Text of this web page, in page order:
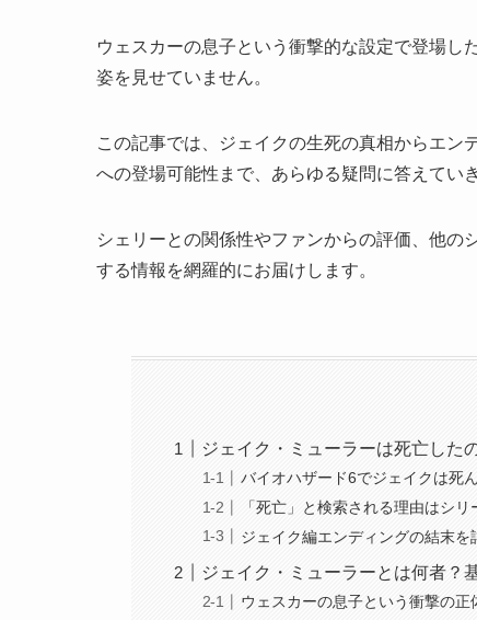
ウェスカーの息子という衝撃的な設定で登場し
姿を見せていません。
この記事では、ジェイクの生死の真相からエン
への登場可能性まで、あらゆる疑問に答えてい
シェリーとの関係性やファンからの評価、他の
する情報を網羅的にお届けします。
ジェイク・ミューラーは死亡した
バイオハザード6でジェイクは死
「死亡」と検索される理由はシ
ジェイク編エンディングの結末を
ジェイク・ミューラーとは何者？
ウェスカーの息子という衝撃の正